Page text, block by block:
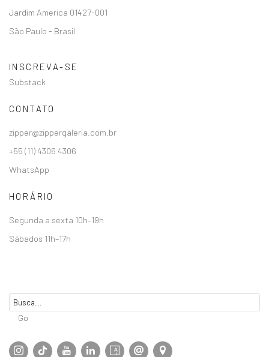
Jardim America 01427-001
São Paulo - Brasil
INSCREVA-SE
Substack
CONTATO
zipper@zippergaleria.com.br
+55 (11) 4306 4306
WhatsApp
HORÁRIO
Segunda a sexta 10h–19h
Sábados 11h–17h
Go